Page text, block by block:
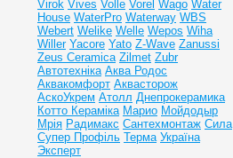
Virok Vives Volle Vorel Wago Water
House WaterPro Waterway WBS
Webert Welike Welle Wepos Wiha
Willer Yacore Yato Z-Wave Zanussi
Zeus Ceramica Zilmet Zubr
Автотехніка Аква Родос
Аквакомфорт Аквасторож
АскоУкрем Атолл Днепрокерамика
Котто Кераміка Марио Мойдодыр
Мрія Радимакс Сантехмонтаж Сила
Супер Профіль Терма Україна
Эксперт